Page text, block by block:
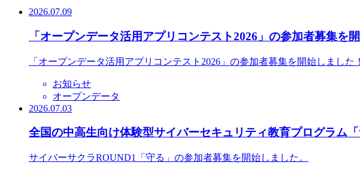
2026.07.09
「オープンデータ活用アプリコンテスト2026」の参加者募集を
「オープンデータ活用アプリコンテスト2026」の参加者募集を開始しました！
お知らせ
オープンデータ
2026.07.03
全国の中高生向け体験型サイバーセキュリティ教育プログラム
サイバーサクラROUND1「守る」の参加者募集を開始しました。